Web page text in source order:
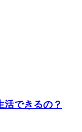
活できるの？